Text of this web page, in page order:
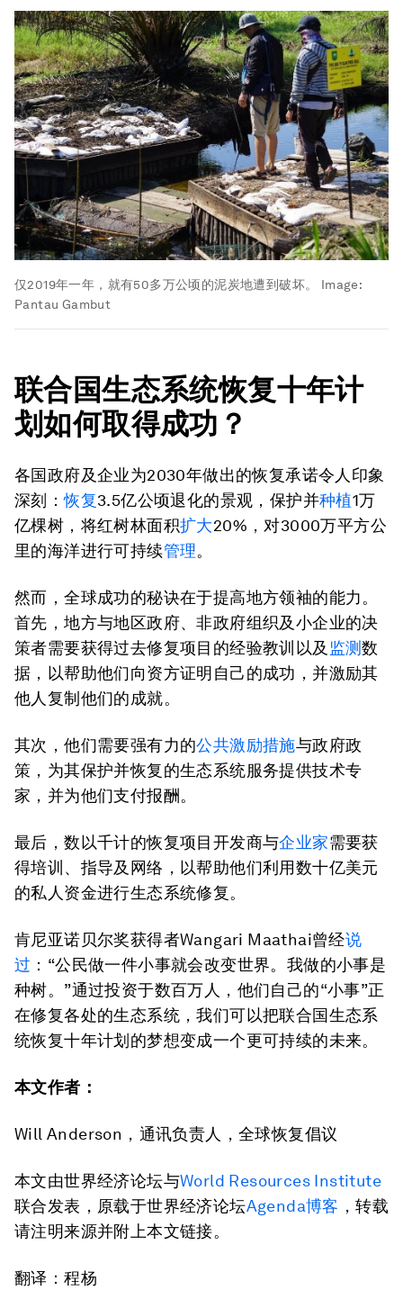
仅2019年一年，就有50多万公顷的泥炭地遭到破坏。
Image:
Pantau Gambut
联合国生态系统恢复十年计
划如何取得成功？
各国政府及企业为2030年做出的恢复承诺令人印象
深刻：恢复3.5亿公顷退化的景观，保护并种植1万
亿棵树，将红树林面积扩大20%，对3000万平方公
里的海洋进行可持续管理。
然而，全球成功的秘诀在于提高地方领袖的能力。
首先，地方与地区政府、非政府组织及小企业的决
策者需要获得过去修复项目的经验教训以及 监测数
据，以帮助他们向资方证明自己的成功，并激励其
他人复制他们的成就。
其次，他们需要强有力的公共激励措施与政府政
策，为其保护并恢复的生态系统服务提供技术专
家，并为他们支付报酬。
最后，数以千计的恢复项目开发商与企业家需要获
得培训、指导及网络，以帮助他们利用数十亿美元
的私人资金进行生态系统修复。
肯尼亚诺贝尔奖获得者Wangari Maathai曾经说
过 ：“公民做一件小事就会改变世界。我做的小事是
种树。”通过投资于数百万人，他们自己的“小事”正
在修复各处的生态系统，我们可以把联合国生态系
统恢复十年计划的梦想变成一个更可持续的未来。
本文作者：
Will Anderson，通讯负责人，全球恢复倡议
本文由世界经济论坛与World Resources Institute
联合发表，原载于世界经济论坛Agenda博客 ，转载
请注明来源并附上本文链接。
翻译：程杨